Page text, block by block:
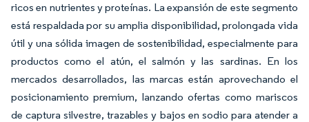
ricos en nutrientes y proteínas. La expansión de este segmento
está respaldada por su amplia disponibilidad, prolongada vida
útil y una sólida imagen de sostenibilidad, especialmente para
productos como el atún, el salmón y las sardinas. En los
mercados desarrollados, las marcas están aprovechando el
posicionamiento premium, lanzando ofertas como mariscos
de captura silvestre, trazables y bajos en sodio para atender a